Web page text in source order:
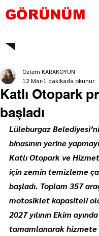
GÖRÜNÜM
Katlı Otopark
başladı
Özlem KARAKOYUN
12 Mar 1 dakikada okunur
Lüleburgaz
binasının yerine
Katlı Otopark ve
için zemin temizleme
başladı. Toplam 357
motosiklet kapasiteli
2027 yılının Ekim ayında
tamamlanarak hizmete